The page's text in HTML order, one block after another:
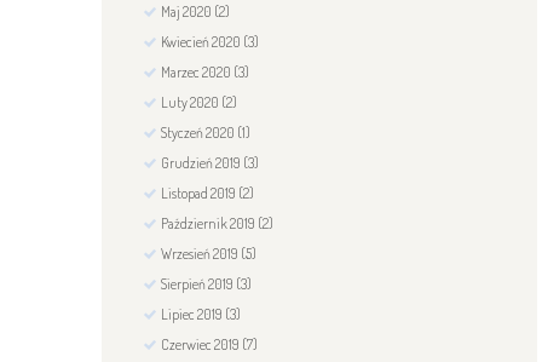
Maj2020 (2)
Kwiecień2020 (3)
Marzec2020 (3)
Luty2020 (2)
Styczeń2020 (1)
Grudzień2019 (3)
Listopad2019 (2)
Październik2019 (2)
Wrzesień2019 (5)
Sierpień2019 (3)
Lipiec2019 (3)
Czerwiec2019 (7)